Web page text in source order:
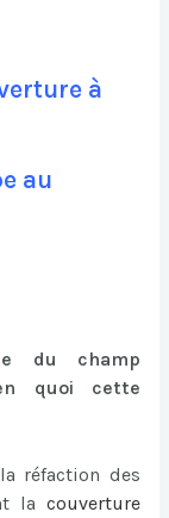
à
au
du champ
quoi cette
réfaction des
lacouverture